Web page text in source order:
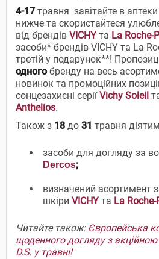
4-17 травня завітайте в аптеки
нижче та скористайтеся
від брендів VICHY та La Roche-
засоби* брендів VICHY та La
третій у подарунок**!
одногобренду на весь
новинок та промоційних
сонцезахисні серіїVichy Soleil
Anthelios.
Також з 18 до 31 травня
засоби для догляду за
Dercos;
визначений асортимент
шкіри VICHY та La
Читайте також: Європейська
щоденного догляду з
D.S. у травні!